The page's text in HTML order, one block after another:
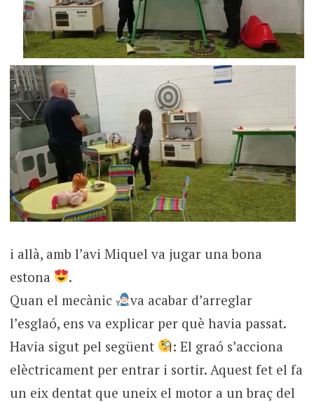
i allà, amb l’avi Miquel va jugar una bona
estona
.
Quan el mecànic
va acabar d’arreglar
l’esglaó, ens va explicar per què havia passat.
Havia sigut pel següent
: El graó s’acciona
elèctricament per entrar i sortir. Aquest fet el fa
un eix dentat que uneix el motor a un braç del